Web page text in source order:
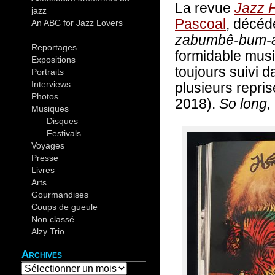
La revue Jazz
Pascoal,
zabumbê-bum-
formidable
toujours suivi
plusieurs
2018). So long,
jazz(44)
An ABC for Jazz Lovers(30)
Reportages(19)
Expositions(12)
Portraits(14)
Interviews(4)
Photos(37)
Musiques(82)
Disques
Festivals
Voyages(20)
Presse(5)
Livres(9)
Arts(6)
Gourmandises(4)
Coups de gueule(4)
Non classé(2)
Alzy Trio(12)
Archives